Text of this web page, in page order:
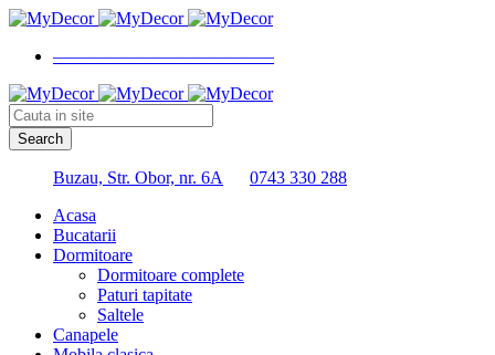
————————————–
Buzau, Str. Obor, nr. 6A
0743 330 288
Acasa
Bucatarii
Dormitoare
Dormitoare complete
Paturi tapitate
Saltele
Canapele